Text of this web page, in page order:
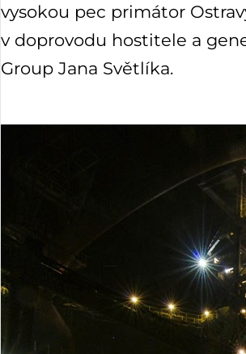
vysokou pec primátor
v doprovodu hostitele a
Group Jana Světlíka.